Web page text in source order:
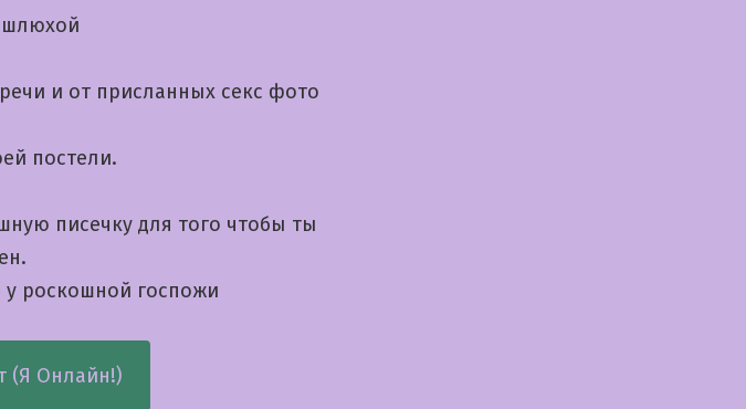
шлюхой
и от присланных секс фото
постели.
писечку для того чтобы ты
у роскошной госпожи
(Я Онлайн!)